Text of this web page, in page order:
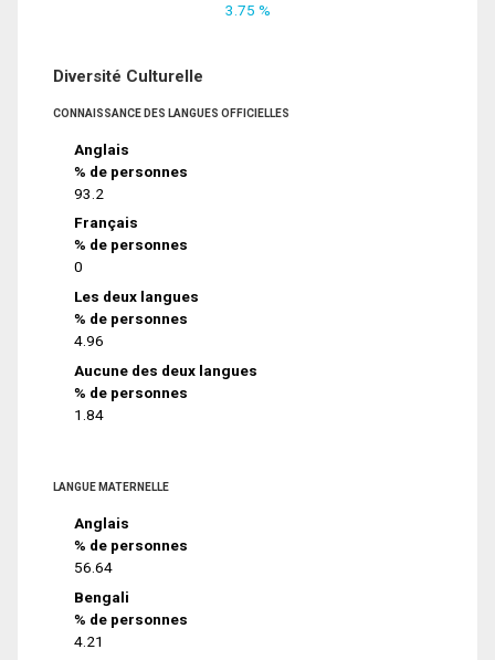
3.75 %
Diversité Culturelle
CONNAISSANCE DES LANGUES OFFICIELLES
Anglais
% de personnes
93.2
Français
% de personnes
0
Les deux langues
% de personnes
4.96
Aucune des deux langues
% de personnes
1.84
LANGUE MATERNELLE
Anglais
% de personnes
56.64
Bengali
% de personnes
4.21